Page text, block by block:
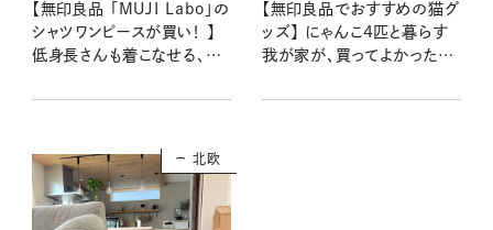
【無印良品 「MUJI Labo」の
シャツワンピースが買い！ 】
低身長さんも着こなせる、ゆ
抜群な一着！
【無印良品でおすすめの猫グ
ッズ】 にゃんこ4匹と暮らす
我が家が、買ってよかった2
北欧